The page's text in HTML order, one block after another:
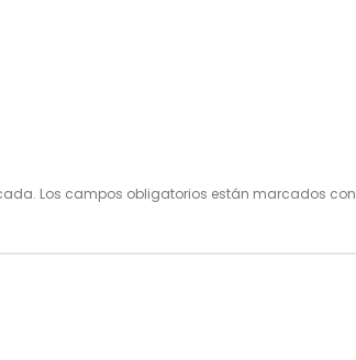
Los campos obligatorios están marcados con